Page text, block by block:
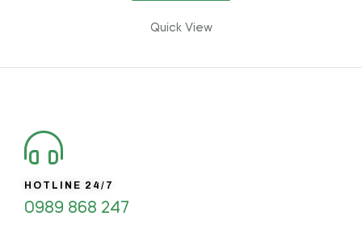
Quick View
HOTLINE 24/7
0989 868 247